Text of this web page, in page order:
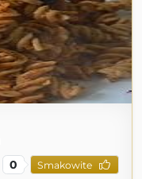
0 Smakowite